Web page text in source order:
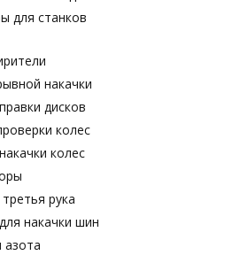
для станков
накачки
дисков
колес
колес
рука
накачки шин
азота